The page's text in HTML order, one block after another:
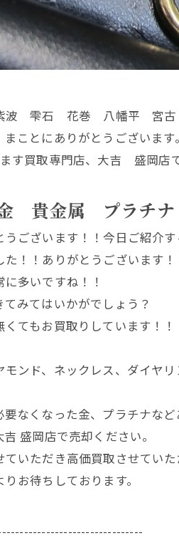
雫石 花巻 八幡平 宮古
ことにありがとうございます。
す買取専門店、大吉 盛岡店で
貴金属 プラチナ
ございます！！今日ご紹介
！！ありがとうございます！
多いですね！！
みてはいかがでしょう？
てもお買取りしています！！
ンド、ネックレス、ダイヤ
なくなった金、プラチナな
盛岡店で売却ください。
いただき高価買取させていた
お待ちしております。